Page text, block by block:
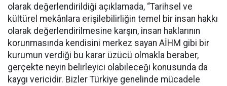
olarak değerlendirildiği açıklamada, “Tarihsel ve
kültürel mekânlara erişilebilirliğin temel bir insan hakkı
olarak değerlendirilmesine karşın, insan haklarının
korunmasında kendisini merkez sayan AİHM gibi bir
kurumun verdiği bu karar üzücü olmakla beraber,
gerçekte neyin belirleyici olabileceği konusunda da
kaygı vericidir. Bizler Türkiye genelinde mücadele